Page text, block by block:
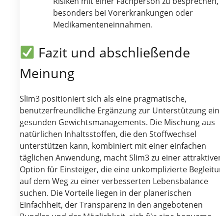
besonders bei Vorerkrankungen oder
Medikamenteneinnahmen.
Fazit und abschließende
Meinung
Slim3 positioniert sich als eine pragmatische,
benutzerfreundliche Ergänzung zur Unterstützung
gesunden Gewichtsmanagements. Die Mischung aus
natürlichen Inhaltsstoffen, die den Stoffwechsel
unterstützen kann, kombiniert mit einer einfachen
täglichen Anwendung, macht Slim3 zu einer
Option für Einsteiger, die eine unkomplizierte
auf dem Weg zu einer verbesserten Lebensbalance
suchen. Die Vorteile liegen in der planerischen
Einfachheit, der Transparenz in den angebotenen